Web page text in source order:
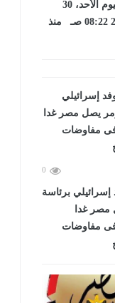
القاهرة...اليوم الأحد، 30
مارس 2025 08:22 صـ منذ
0
إسرائيلي برئاسة
مصر غدا
مفاوضات